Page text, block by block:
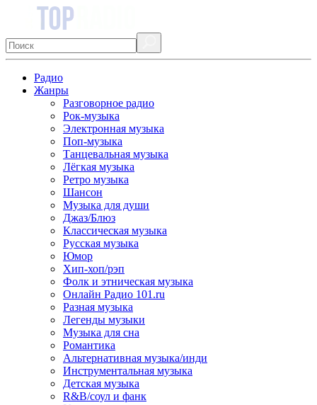
Радио
Жанры
Разговорное радио
Рок-музыка
Электронная музыка
Поп-музыка
Танцевальная музыка
Лёгкая музыка
Ретро музыка
Шансон
Музыка для души
Джаз/Блюз
Классическая музыка
Русская музыка
Юмор
Хип-хоп/рэп
Фолк и этническая музыка
Онлайн Радио 101.ru
Разная музыка
Легенды музыки
Музыка для сна
Романтика
Альтернативная музыка/инди
Инструментальная музыка
Детская музыка
R&B/cоул и фанк